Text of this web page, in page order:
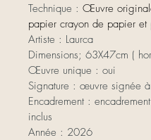
Technique : Œuvre
papier crayon de papier et
Artiste : Laurca
Dimensions; 63X47cm (
Œuvre unique : oui
Signature : œuvre signée
Encadrement :
inclus
Année : 2026